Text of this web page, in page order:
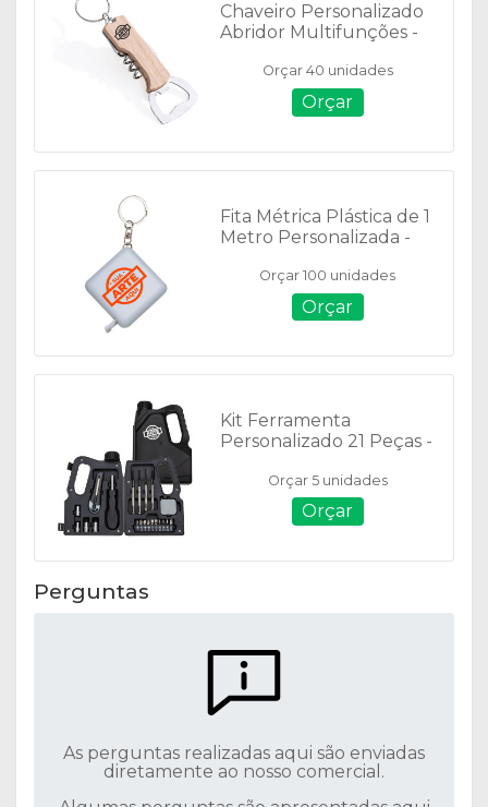
Chaveiro Personalizado
Abridor Multifunções -
Orçar 40 unidades
Orçar
Fita Métrica Plástica de 1
Metro Personalizada -
Orçar 100 unidades
Orçar
Kit Ferramenta
Personalizado 21 Peças -
Orçar 5 unidades
Orçar
Perguntas
As perguntas realizadas aqui são enviadas
diretamente ao nosso comercial.